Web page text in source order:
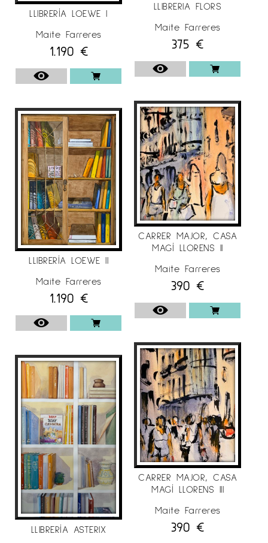
LLIBRERÍA LOEWE I
Maite Farreres
1.190 €
LLIBRERÍA LOEWE II
Maite Farreres
1.190 €
LLIBRERÍA ASTERIX
LLIBRERIA FLORS
Maite Farreres
375 €
CARRER MAJOR, CASA
MAGÍ LLORENS II
Maite Farreres
390 €
CARRER MAJOR, CASA
MAGÍ LLORENS III
Maite Farreres
390 €